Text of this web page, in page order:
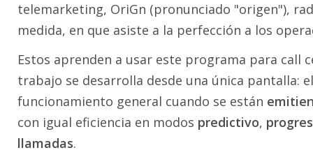
telemarketing, OriGn (pronunciado "origen"),
medida, en que asiste a la perfección a los
Estos aprenden a usar este programa para
trabajo se desarrolla desde una única pantalla:
funcionamiento general cuando se están
con igual eficiencia en modos predictivo,
llamadas.